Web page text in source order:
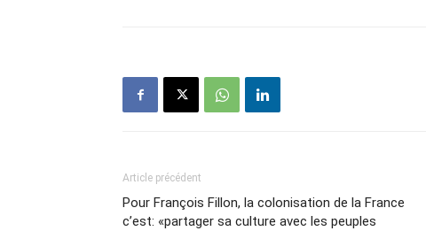
Article précédent
Pour François Fillon, la colonisation de la France
c’est: «partager sa culture avec les peuples